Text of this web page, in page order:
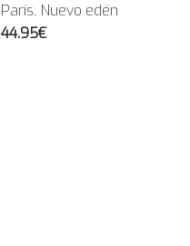
París. Nuevo edén
44.95€